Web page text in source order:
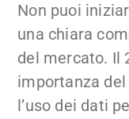
Non puoi
una chiara
del mercato. Il
importanza
l’uso dei dati